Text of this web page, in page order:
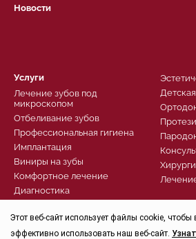
Новости
Услуги
Лечение зубов под
микроскопом
Отбеливание зубов
Профессиональная гигиена
Имплантация
Виниры на зубы
Комфортное лечение
Диагностика
Записаться
Заказать звонок
Этот веб-сайт использует файлы cookie,
эффективно использовать наш веб-сайт.